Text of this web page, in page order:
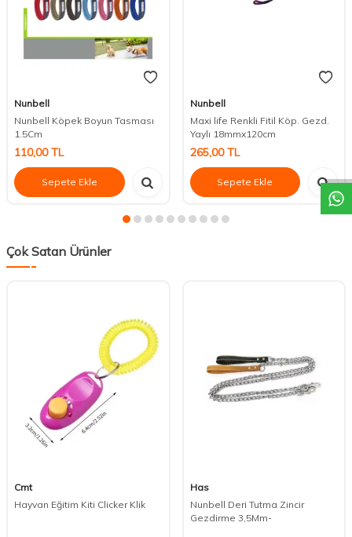
Nunbell
Nunbell Köpek Boyun Tasması
1.5Cm
110,00TL
Sepete Ekle
Nunbell
Maxi life Renkli Fitil Köp. Gezd.
Yaylı 18mmx120cm
265,00TL
Sepete Ekle
Çok Satan Ürünler
Cmt
Hayvan Eğitim Kiti Clicker Klik
Has
Nunbell Deri Tutma Zincir
Gezdirme 3,5Mm-